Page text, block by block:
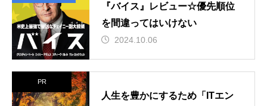
『バイス』レビュー☆優先順位
を間違ってはいけない
2024.10.06
PR
人生を豊かにするため「ITエン